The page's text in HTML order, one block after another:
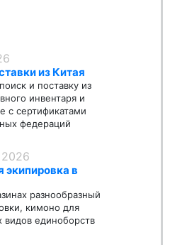
из Китая
и поставку из
инвентаря и
с сертификатами
федераций
экипировка в
разнообразный
кимоно для
видов единоборств